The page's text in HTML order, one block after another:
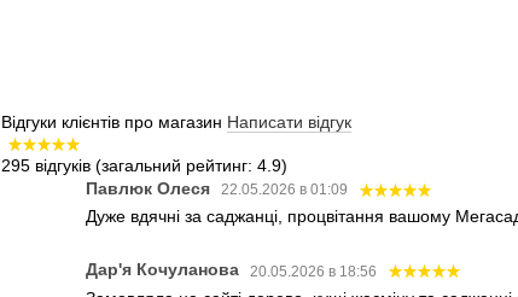
Відгуки клієнтів про магазин Написати відгук
295 відгуків (загальний рейтинг: 4.9)
Павлюк Олеся
22.05.2026 в 01:09
Дуже вдячні за саджанці, процвітання вашому
Дар'я Кочуланова 20.05.2026 в 18:56